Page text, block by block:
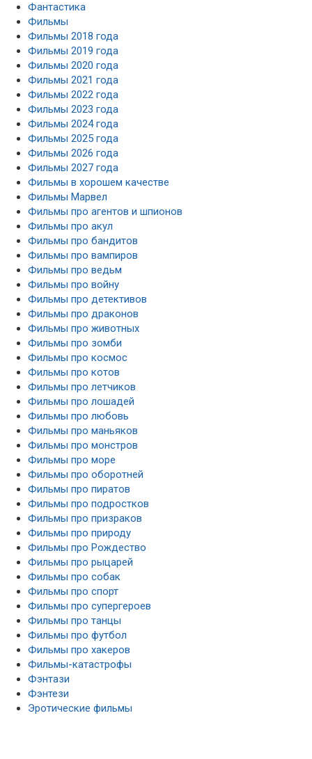
Фильмы 2018 года
Фильмы 2019 года
Фильмы 2020 года
Фильмы 2021 года
Фильмы 2022 года
Фильмы 2023 года
Фильмы 2024 года
Фильмы 2025 года
Фильмы 2026 года
Фильмы 2027 года
Фильмы в хорошем качестве
Фильмы Марвел
Фильмы про агентов и шпионов
Фильмы про акул
Фильмы про бандитов
Фильмы про вампиров
Фильмы про ведьм
Фильмы про войну
Фильмы про детективов
Фильмы про драконов
Фильмы про животных
Фильмы про зомби
Фильмы про космос
Фильмы про котов
Фильмы про летчиков
Фильмы про лошадей
Фильмы про любовь
Фильмы про маньяков
Фильмы про монстров
Фильмы про море
Фильмы про оборотней
Фильмы про пиратов
Фильмы про подростков
Фильмы про призраков
Фильмы про природу
Фильмы про Рождество
Фильмы про рыцарей
Фильмы про собак
Фильмы про спорт
Фильмы про супергероев
Фильмы про танцы
Фильмы про футбол
Фильмы про хакеров
Фильмы-катастрофы
Фэнтази
Фэнтези
Эротические фильмы